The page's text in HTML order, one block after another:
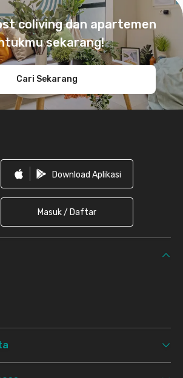
coliving dan apartemen
sekarang!
Cari Sekarang
Download Aplikasi
Masuk / Daftar